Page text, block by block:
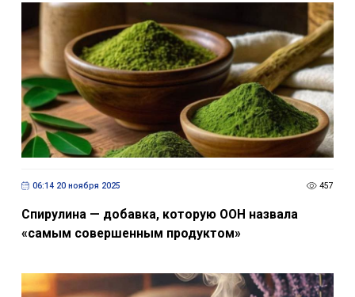
06:14 20 ноября 2025 457
Спирулина — добавка, которую ООН назвала
«самым совершенным продуктом»